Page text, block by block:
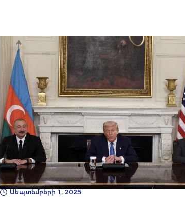
Սեպտեմբերի 1, 2025